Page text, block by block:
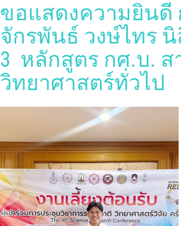
ขอแสดงความยินดี
จักรพันธ์ วงษ์ไทร
3 หลักสูตร กศ.บ. ส
วิทยาศาสตร์ทั่วไป